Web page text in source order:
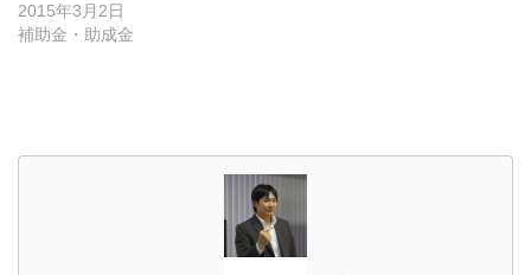
2015年3月2日
補助金・助成金